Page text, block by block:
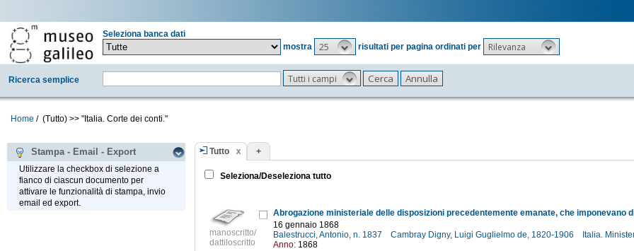
Seleziona banca dati
mostra
25 risultati per pagina ordinati per Rilevanza
Ricerca semplice Tutti i campi
Home / (Tutto) >> "Italia. Corte dei conti."
Stampa - Email - Export
Utilizzare la checkbox di selezione a
fianco di ciascun documento per
attivare le funzionalità di stampa, invio
email ed export.
Tutto +
Seleziona/Deseleziona tutto
manoscritto/
dattiloscritto
16 gennaio 1868
Balestrucci, Antonio, n. 1837
Cambray Digny, Luigi Guglielmo de, 1820-1906 Italia.
Anno: 1868